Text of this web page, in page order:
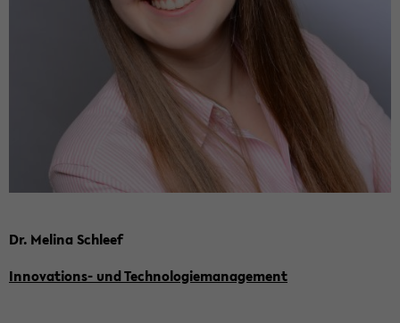
Dr. Me­li­na Schleef
Innovations-​ und Tech­no­lo­gie­ma­nage­ment